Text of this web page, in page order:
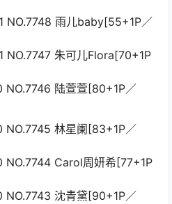
NO.7748 雨儿baby[55+1P／
NO.7747 朱可儿Flora[70+1P
NO.7746 陆萱萱[80+1P／
NO.7745 林星阑[83+1P／
NO.7744 Carol周妍希[77+1P
NO.7743 沈青黛[90+1P／